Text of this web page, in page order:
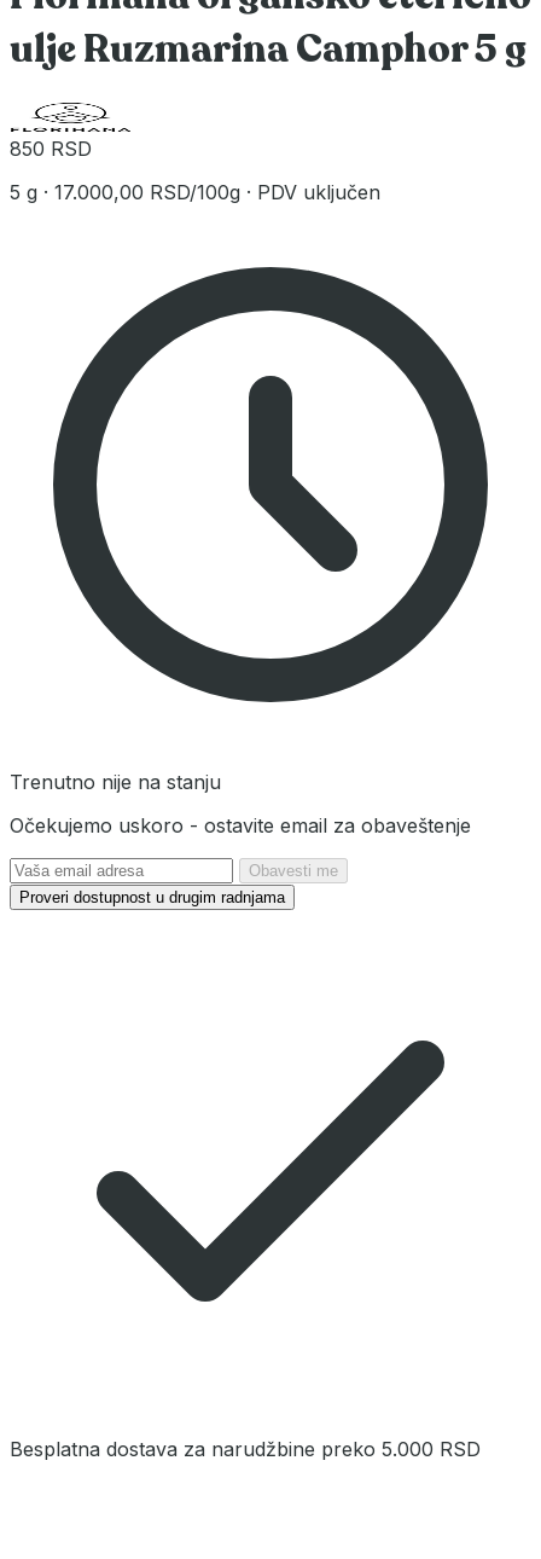
ulje Ruzmarina Camphor 5 g
850 RSD
5 g · 17.000,00 RSD/100g · PDV uključen
Trenutno nije na stanju
Očekujemo uskoro - ostavite email za obaveštenje
Obavesti me
Proveri dostupnost u drugim radnjama
Besplatna dostava za narudžbine preko 5.000 RSD